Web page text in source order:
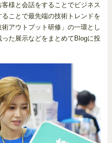
様と会話をすることでビジネス
ことで最先端の技術トレンドを
アウトプット研修」の一環とし
た展示などをまとめてBlogに投